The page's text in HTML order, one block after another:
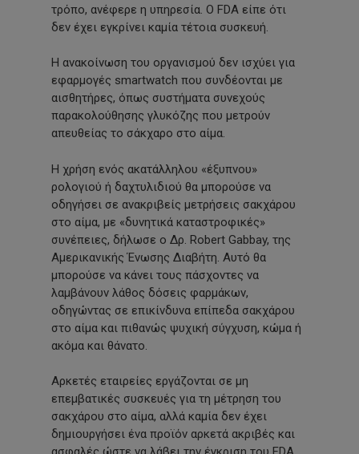
τρόπο, ανέφερε η υπηρεσία. Ο FDA είπε ότι
δεν έχει εγκρίνει καμία τέτοια συσκευή.
Η ανακοίνωση του οργανισμού δεν ισχύει για
εφαρμογές smartwatch που συνδέονται με
αισθητήρες, όπως συστήματα συνεχούς
παρακολούθησης γλυκόζης που μετρούν
απευθείας το σάκχαρο στο αίμα.
Η χρήση ενός ακατάλληλου «έξυπνου»
ρολογιού ή δαχτυλιδιού θα μπορούσε να
οδηγήσει σε ανακριβείς μετρήσεις σακχάρου
στο αίμα, με «δυνητικά καταστροφικές»
συνέπειες, δήλωσε ο Δρ. Robert Gabbay, της
Αμερικανικής Ένωσης Διαβήτη. Αυτό θα
μπορούσε να κάνει τους πάσχοντες να
λαμβάνουν λάθος δόσεις φαρμάκων,
οδηγώντας σε επικίνδυνα επίπεδα σακχάρου
στο αίμα και πιθανώς ψυχική σύγχυση, κώμα ή
ακόμα και θάνατο.
Αρκετές εταιρείες εργάζονται σε μη
επεμβατικές συσκευές για τη μέτρηση του
σακχάρου στο αίμα, αλλά καμία δεν έχει
δημιουργήσει ένα προϊόν αρκετά ακριβές και